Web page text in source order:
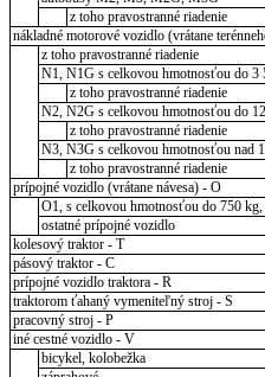
z toho pravostranné riadenie
nákladné motorové vozidlo (vrátane
z toho pravostranné riadenie
N1, N1G s celkovou hmotnosťou do 3
z toho pravostranné riadenie
N2, N2G s celkovou hmotnosťou do
z toho pravostranné riadenie
N3, N3G s celkovou hmotnosťou nad
z toho pravostranné riadenie
prípojné vozidlo (vrátane návesa) - O
O1, s celkovou hmotnosťou do 750 kg,
ostatné prípojné vozidlo
kolesový traktor - T
pásový traktor - C
prípojné vozidlo traktora - R
traktorom ťahaný vymeniteľný stroj - S
pracovný stroj - P
iné cestné vozidlo - V
bicykel, kolobežka